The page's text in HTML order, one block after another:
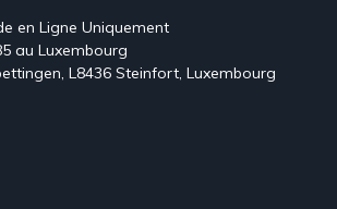
en Ligne Uniquement
au Luxembourg
L8436 Steinfort, Luxembourg